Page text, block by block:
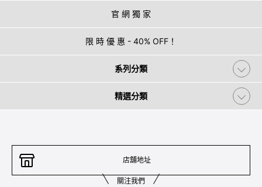
官 網 獨 家
限 時 優 惠 - 40% OFF！
系列分類
精選分類
店舖地址
關注我們